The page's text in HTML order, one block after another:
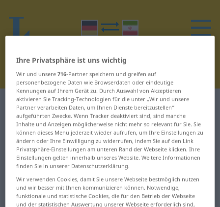
Deutsch-Persisch Wörterbuch H 7
Wörter auf Deutsch, die mit H
beginnen – hauptsächlich ...
Hausschlüssel
hauptsächlich
Hausbesuch
Ihre Privatsphäre ist uns wichtig
Wir und unsere716-Partner speichern und greifen auf
personenbezogene Daten wie Browserdaten oder eindeutige
Kennungen auf Ihrem Gerät zu. Durch Auswahl von Akzeptieren
aktivieren Sie Tracking-Technologien für die unter „Wir und unsere
Partner verarbeiten Daten, um Ihnen Dienste bereitzustellen“
aufgeführten Zwecke. Wenn Tracker deaktiviert sind, sind manche
Inhalte und Anzeigen möglicherweise nicht mehr so relevant für Sie. Sie
können dieses Menü jederzeit wieder aufrufen, um Ihre Einstellungen zu
ändern oder Ihre Einwilligung zu widerrufen, indem Sie auf den Link
Privatsphäre-Einstellungen am unteren Rand der Webseite klicken. Ihre
Einstellungen gelten innerhalb unseres Website. Weitere Informationen
finden Sie in unserer Datenschutzerklärung.
Wir verwenden Cookies, damit Sie unsere Webseite bestmöglich nutzen
und wir besser mit Ihnen kommunizieren können. Notwendige,
funktionale und statistische Cookies, die für den Betrieb der Webseite
und der statistischen Auswertung unserer Webseite erforderlich sind,